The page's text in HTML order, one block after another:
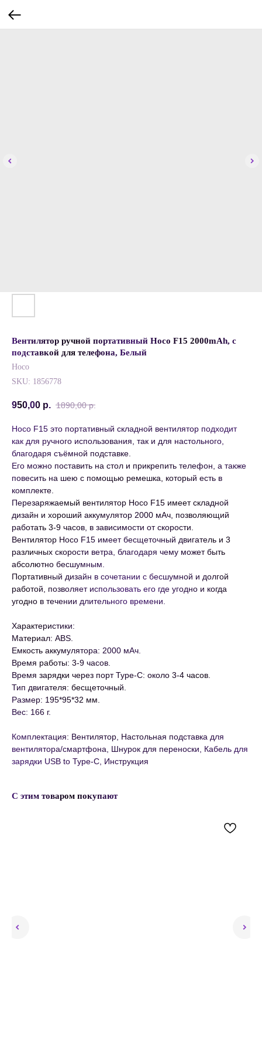
Вентилятор ручной портативный Hoco F15 2000mAh, с
подставкой для телефона, Белый
Hoco
SKU: 1856778
950,00 р. 1890,00 р.
Hoco F15 это портативный складной вентилятор подходит
как для ручного использования, так и для настольного,
благодаря съёмной подставке.
Его можно поставить на стол и прикрепить телефон, а также
повесить на шею с помощью ремешка, который есть в
комплекте.
Перезаряжаемый вентилятор Hoco F15 имеет складной
дизайн и хороший аккумулятор 2000 мАч, позволяющий
работать 3-9 часов, в зависимости от скорости.
Вентилятор Hoco F15 имеет бесщеточный двигатель и 3
различных скорости ветра, благодаря чему может быть
абсолютно бесшумным.
Портативный дизайн в сочетании с бесшумной и долгой
работой, позволяет использовать его где угодно и когда
угодно в течении длительного времени.
Характеристики:
Материал: ABS.
Емкость аккумулятора: 2000 мАч.
Время работы: 3-9 часов.
Время зарядки через порт Type-C: около 3-4 часов.
Тип двигателя: бесщеточный.
Размер: 195*95*32 мм.
Вес: 166 г.
Комплектация: Вентилятор, Настольная подставка для
вентилятора/смартфона, Шнурок для переноски, Кабель для
зарядки USB to Type-C, Инструкция
С этим товаром покупают